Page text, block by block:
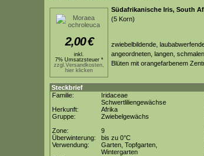
2,00€
inkl.
7% Umsatzsteuer *
zzgl.Versandkosten,
hier klicken
Südafrikanische Iris, South
(5 Korn)
zwiebelbildende,
angeordneten, langen,
Blüten mit orangefarbenem
Steckbrief
Familie:
Iridaceae
Schwertliliengewächse
Herkunft:
Afrika
Gruppe:
Zwiebelgewächs
Zone:
9
Überwinterung:
bis zu 0°C
Verwendung:
Garten, Topfgarten,
Wintergarten